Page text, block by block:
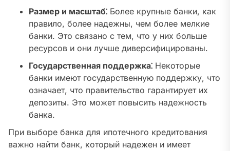
Размер и масштаб⁚ Более крупные банки, как
правило, более надежны, чем более мелкие
банки. Это связано с тем, что у них больше
ресурсов и они лучше диверсифицированы.
Государственная поддержка⁚ Некоторые
банки имеют государственную поддержку, что
означает, что правительство гарантирует их
депозиты. Это может повысить надежность
банка.
При выборе банка для ипотечного кредитования
важно найти банк, который надежен и имеет